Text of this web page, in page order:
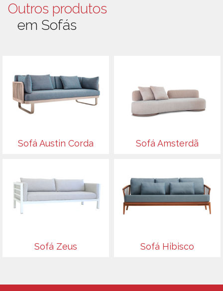
Outros produtos
em Sofás
Sofá Austin Corda Sofá Amsterdã
Sofá Zeus Sofá Hibisco